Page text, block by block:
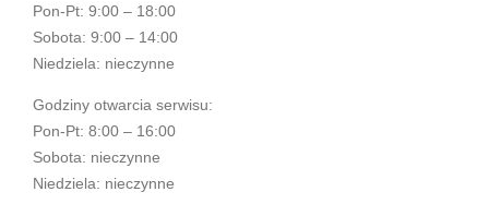
Pon-Pt: 9:00 – 18:00
Sobota: 9:00 – 14:00
Niedziela: nieczynne
Godziny otwarcia serwisu:
Pon-Pt: 8:00 – 16:00
Sobota: nieczynne
Niedziela: nieczynne